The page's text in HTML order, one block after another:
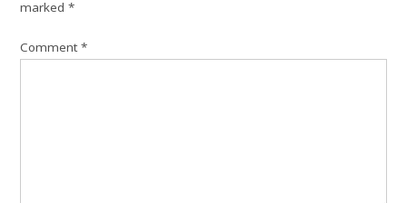
marked*
Comment*